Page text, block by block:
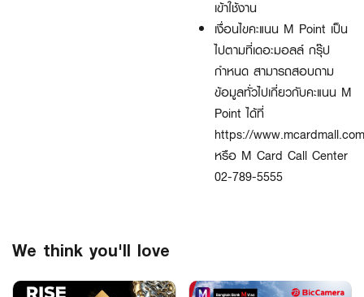
เข้าใช้งาน
เงื่อนไขคะแนน M Point เป็น
ไปตามที่เดอะมอลล์ กรุ๊ป
กำหนด สามารถสอบถาม
ข้อมูลทั่วไปเกี่ยวกับคะแนน M
Point ได้ที่
https://
หรือ M Card Call Center
02-789-5555
We think you'll love